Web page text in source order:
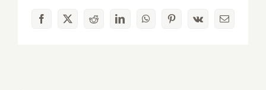
Facebook
X RedditLinkedInWhatsAppPinterest
Vk Email